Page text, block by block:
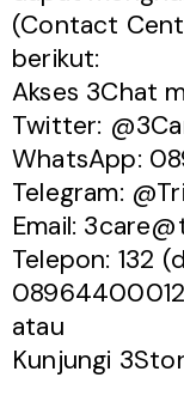
(Contact
berikut:
Akses 3Chat
Twitter:
WhatsApp:
Telegram:
Email:
Telepon: 132
atau
Kunjungi